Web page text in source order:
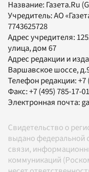
Название: Газета.Ru
Учредитель:АО
7743625728
Адрес учредителя:
улица, дом 67
Адрес редакции и
Варшавское шоссе,
Телефон редакции:+7
Факс:+7 (495) 785-17-01
Электронная почта:
Свидетельство о
выдано федеральной
связи,
коммуникаций